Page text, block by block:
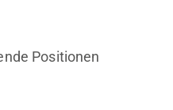
Positionen